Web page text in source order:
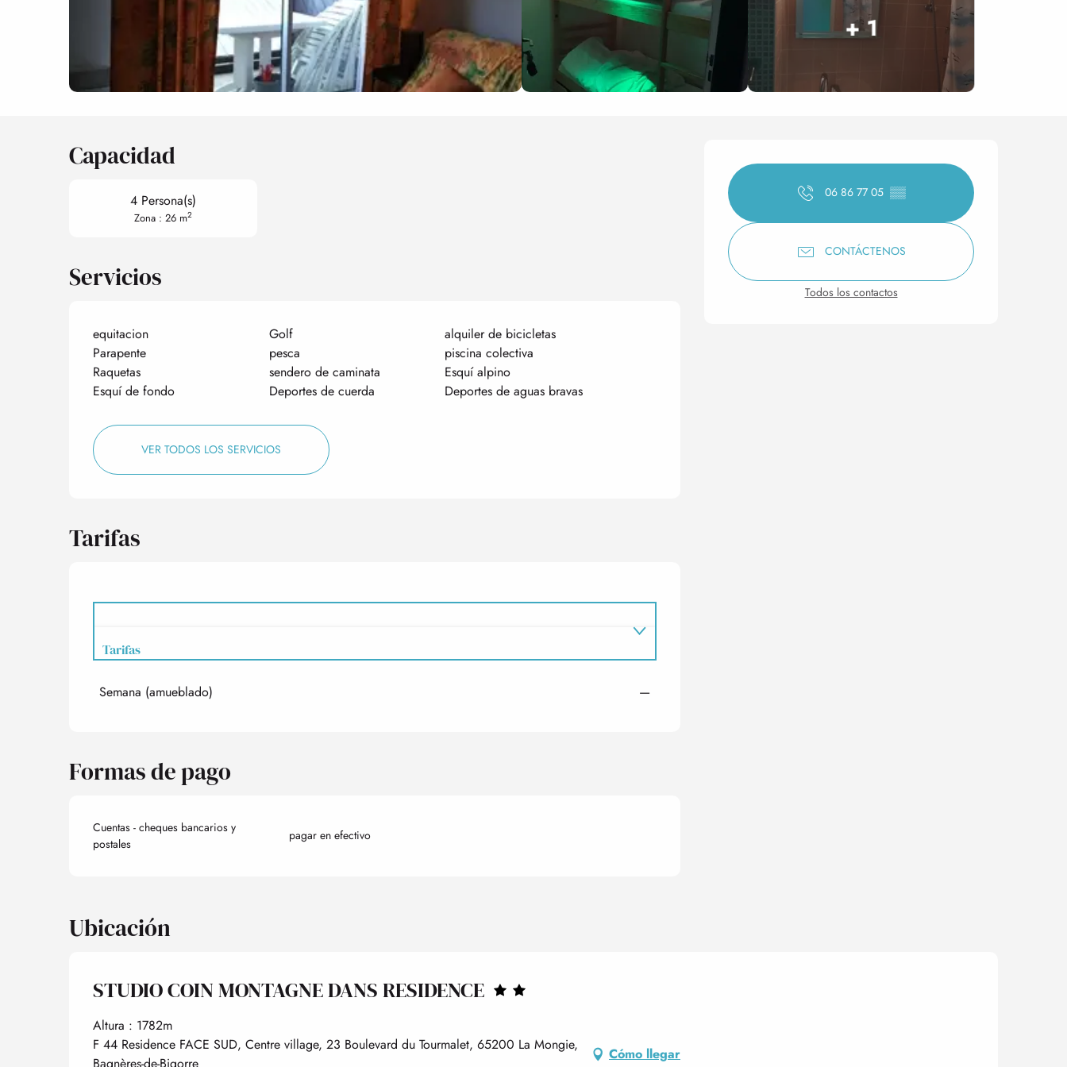
+ 1
Horarios y datos de
06 86 77 05 ▒▒
CONTÁCTENOS
Todos los contactos
Capacidad
4 Persona(s)
Zona : 26 m2
Servicios
equitacion Golf
alquiler de bicicletas
Parapente
pesca
piscina colectiva
Raquetas
sendero de caminata
Esquí alpino
Esquí de fondo
Deportes de cuerda Deportes de aguas bravas
VER TODOS LOS SERVICIOS
Tarifas
Tarifas
Tarifas 2027
Semana (amueblado) —
Formas de pago
Cuentas - cheques bancarios y
postales
pagar en efectivo
Ubicación
STUDIO COIN MONTAGNE DANS RESIDENCE
Altura : 1782m
F 44 Residence FACE SUD, Centre village, 23 Boulevard du Tourmalet, 65200 La Mongie,
Bagnères-de-Bigorre
Cómo llegar